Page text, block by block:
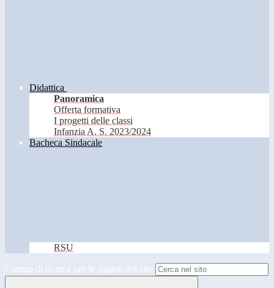
Didattica
Panoramica
Offerta formativa
I progetti delle classi
Infanzia A. S. 2023/2024
Bacheca Sindacale
RSU
Campo di ricerca per le pagine del sito